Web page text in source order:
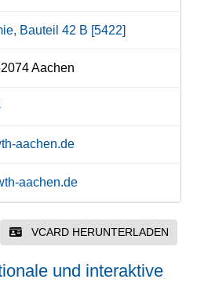
Bauteil 42 B [5422]
Aachen
aachen.de
aachen.de
VCARD HERUNTERLADEN
und interaktive